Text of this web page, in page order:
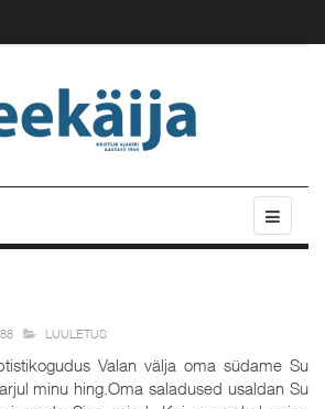
LUULETUS
Valan välja oma südame Su
minu hing.Oma saladused usaldan Su